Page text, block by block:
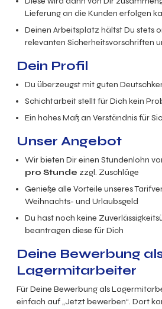
Lieferung an die Kunden erfolgen
Deinen Arbeitsplatz hältst Du stets
relevanten Sicherheitsvorschriften
Dein Profil
Du überzeugst mit guten
Schichtarbeit stellt für Dich kein
Ein hohes Maß an Verständnis für
Unser Angebot
Wir bieten Dir einen Stundenlohn
pro Stunde zzgl. Zuschläge
Genieße alle Vorteile unseres
Weihnachts- und Urlaubsgeld
Du hast noch keine
beantragen diese für Dich
Deine Bewerbung
Lagermitarbeiter
Für Deine Bewerbung als
einfach auf „Jetzt bewerben“. Dort